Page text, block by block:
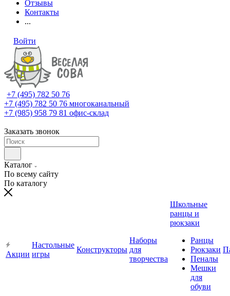
Отзывы
Контакты
...
Войти
+7 (495) 782 50 76
+7 (495) 782 50 76 многоканальный
+7 (985) 958 79 81 офис-склад
Заказать звонок
Каталог
По всему сайту
По каталогу
Акции
Настольные
игры
Конструкторы
Наборы
для
творчества
Школьные
ранцы и
рюкзаки
Ранцы
Рюкзаки
Пеналы
Мешки
для
обуви